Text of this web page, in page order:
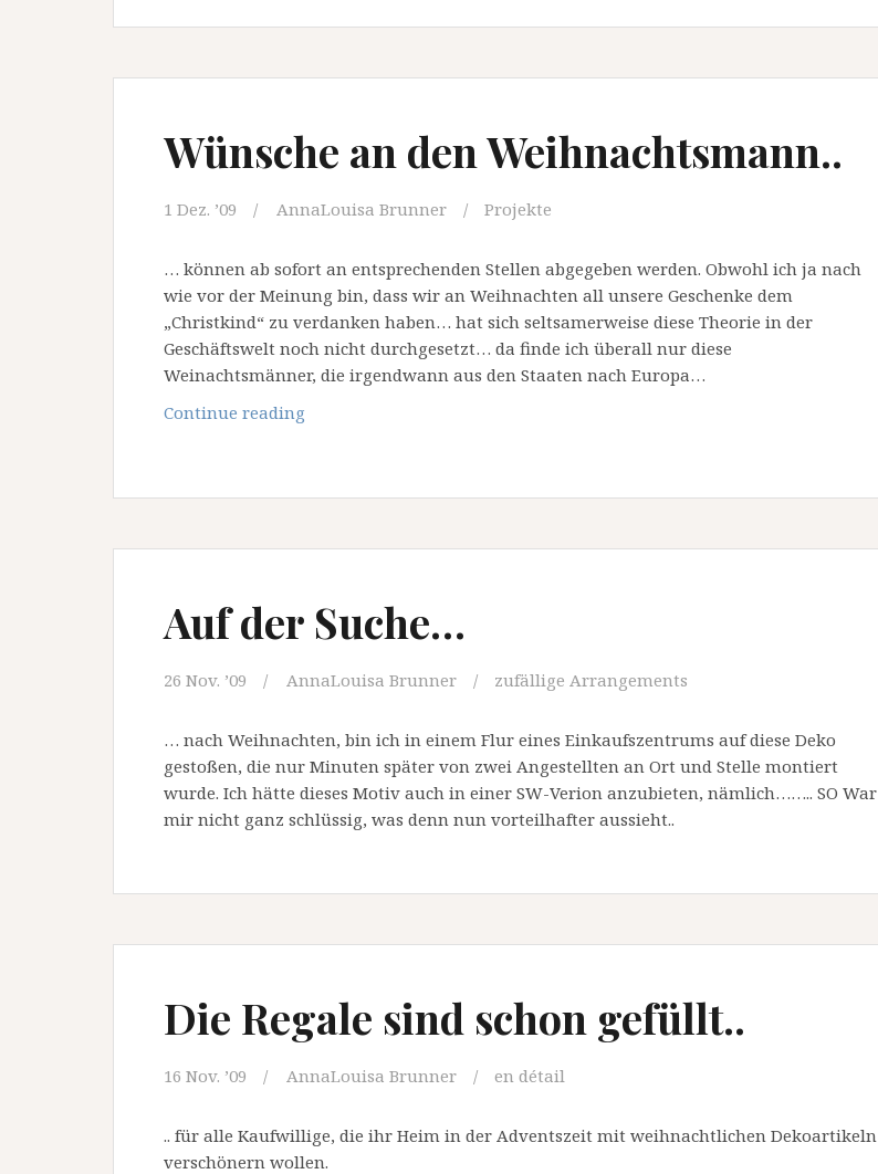
Wünsche an den Weihnachtsmann..
1 Dez. ’09 AnnaLouisa Brunner Projekte
… können ab sofort an entsprechenden Stellen abgegeben werden. Obwohl ich ja nach
wie vor der Meinung bin, dass wir an Weihnachten all unsere Geschenke dem
„Christkind“ zu verdanken haben… hat sich seltsamerweise diese Theorie in der
Geschäftswelt noch nicht durchgesetzt… da finde ich überall nur diese
Weinachtsmänner, die irgendwann aus den Staaten nach Europa…
Continue reading
Auf der Suche…
26 Nov. ’09 AnnaLouisa Brunner zufällige Arrangements
… nach Weihnachten, bin ich in einem Flur eines Einkaufszentrums auf diese Deko
gestoßen, die nur Minuten später von zwei Angestellten an Ort und Stelle montiert
wurde. Ich hätte dieses Motiv auch in einer SW-Verion anzubieten, nämlich…….. SO War
mir nicht ganz schlüssig, was denn nun vorteilhafter aussieht..
Die Regale sind schon gefüllt..
16 Nov. ’09 AnnaLouisa Brunner en détail
.. für alle Kaufwillige, die ihr Heim in der Adventszeit mit weihnachtlichen Dekoartikeln
verschönern wollen.